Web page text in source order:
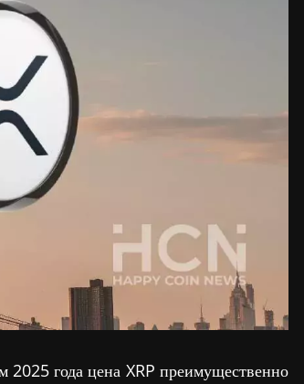
года цена XRP преимущественно